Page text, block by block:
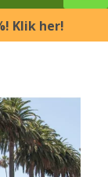
Klik her!